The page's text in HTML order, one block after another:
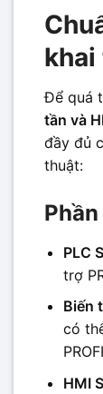
Để quá
tần và
đầy đủ
thuật:
PLC
trợ
Biến
có
HMI